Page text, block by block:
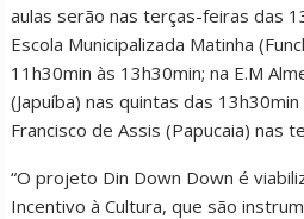
aulas serão nas terças-feiras das
Escola Municipalizada Matinha
11h30min às 13h30min; na E.M
(Japuíba) nas quintas das
Francisco de Assis (Papucaia) nas
“O projeto Din Down Down é
Incentivo à Cultura, que são